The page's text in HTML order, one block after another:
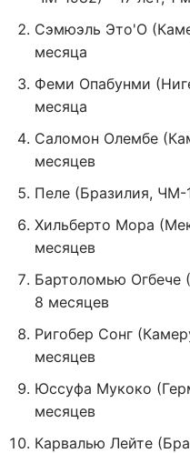
Сэмюэль Это'О
месяца
Феми Опабунми
месяца
Саломон Олембе
месяцев
Пеле (Бразилия, ЧМ-
Хильберто Мора
месяцев
Бартоломью Огбече
8 месяцев
Ригобер Сонг
месяцев
Юссуфа Мукоко
месяцев
Карвалью Лейте